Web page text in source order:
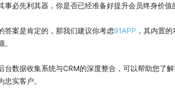
事必先利其器，你是否已经准备好提升会员终身价值
答案是肯定的，那我们建议你考虑91APP ，其内置
台数据收集系统与CRM的深度整合，可以帮助您了
忠实客户。